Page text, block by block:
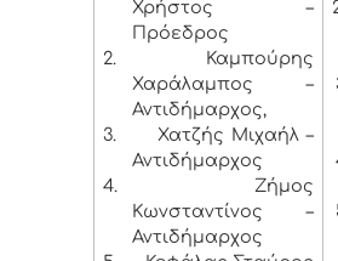
Χρήστος –
Πρόεδρος
2.
Καμπούρης
Χαράλαμπος –
Αντιδήμαρχος,
3.
Χατζής Μιχαήλ –
Αντιδήμαρχος
4.
Ζήμος
Κωνσταντίνος –
Αντιδήμαρχος